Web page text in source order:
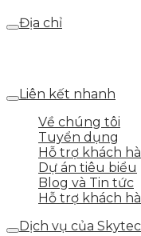
Địa chỉ
Liên kết nhanh
Về chúng tôi
Tuyển dụng
Hỗ trợ khách
Dự án tiêu biểu
Blog và Tin tức
Hỗ trợ khách
Dịch vụ của